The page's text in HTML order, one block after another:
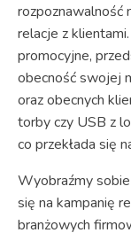
rozpoznawalność
relacje z
promocyjne,
obecność swojej
oraz obecnych
torby czy USB z
co przekłada się
Wyobraźmy
się na kampanię
branżowych